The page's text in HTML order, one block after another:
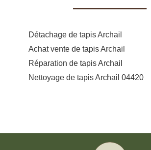
Détachage de tapis Archail
Achat vente de tapis Archail
Réparation de tapis Archail
Nettoyage de tapis Archail 04420